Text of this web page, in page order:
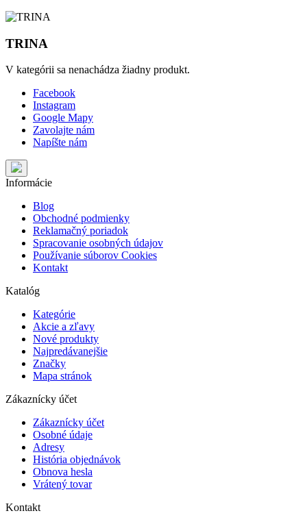
TRINA
V kategórii sa nenachádza žiadny produkt.
Facebook
Instagram
Google Mapy
Zavolajte nám
Napíšte nám
Informácie
Blog
Obchodné podmienky
Reklamačný poriadok
Spracovanie osobných údajov
Používanie súborov Cookies
Kontakt
Katalóg
Kategórie
Akcie a zľavy
Nové produkty
Najpredávanejšie
Značky
Mapa stránok
Zákaznícky účet
Zákaznícky účet
Osobné údaje
Adresy
História objednávok
Obnova hesla
Vrátený tovar
Kontakt